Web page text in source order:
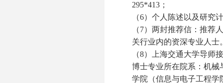
295*413；
（6）个人陈述以及研究
（7）两封推荐信：推荐
关行业内的资深专业人士
（8）上海交通大学导师
博士专业所在院系：机械
学院（信息与电子工程学